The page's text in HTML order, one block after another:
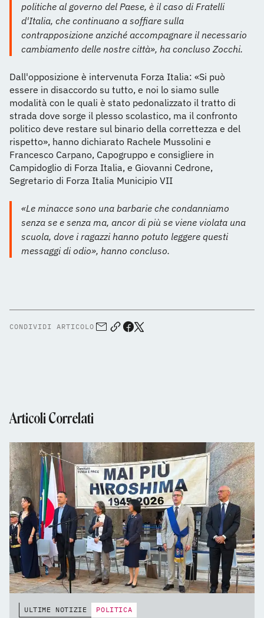
politiche al governo del Paese, è il caso di Fratelli
d'Italia, che continuano a soffiare sulla
contrapposizione anziché accompagnare il necessario
cambiamento delle nostre città», ha concluso Zocchi.
Dall'opposizione è intervenuta Forza Italia: «Si può
essere in disaccordo su tutto, e noi lo siamo sulle
modalità con le quali è stato pedonalizzato il tratto di
strada dove sorge il plesso scolastico, ma il confronto
politico deve restare sul binario della correttezza e del
rispetto», hanno dichiarato Rachele Mussolini e
Francesco Carpano, Capogruppo e consigliere in
Campidoglio di Forza Italia, e Giovanni Cedrone,
Segretario di Forza Italia Municipio VII
«Le minacce sono una barbarie che condanniamo
senza se e senza ma, ancor di più se viene violata una
scuola, dove i ragazzi hanno potuto leggere questi
messaggi di odio», hanno concluso.
CONDIVIDI ARTICOLO
Articoli Correlati
ULTIME NOTIZIE POLITICA